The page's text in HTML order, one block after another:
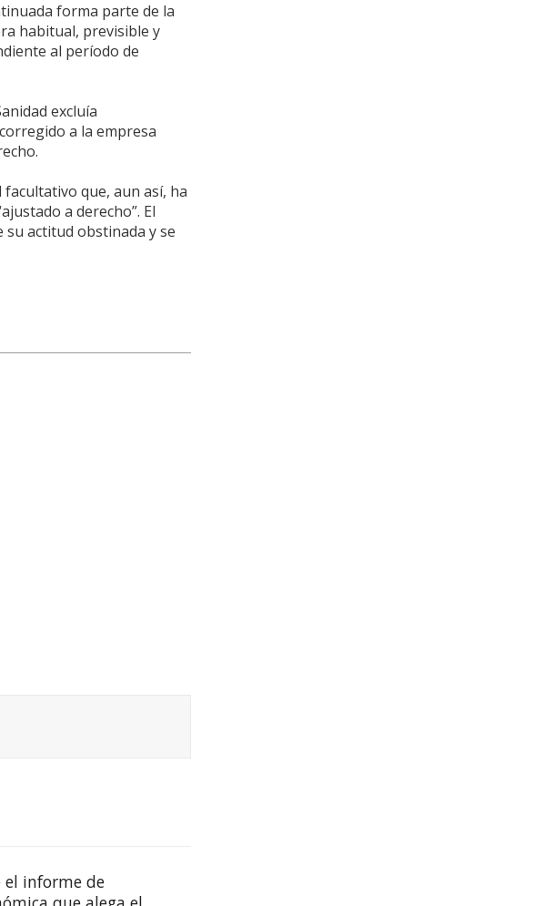
forma parte de la
habitual, previsible y
al período de
excluía
a la empresa
que, aun así, ha
a derecho”. El
su actitud obstinada y se
el informe de